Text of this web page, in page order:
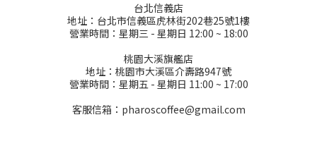
台北信義店
地址：台北市信義區虎林街202巷25號1樓
營業時間：星期三 - 星期日 12:00 ~ 18:00
桃園大溪旗艦店
地址：桃園市大溪區介壽路947號
營業時間：星期五 - 星期日 11:00 ~ 17:00
客服信箱：pharoscoffee@gmail.com